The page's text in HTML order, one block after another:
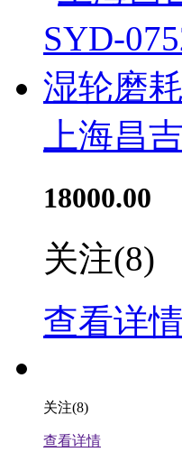
上海昌
18000.00
关注(8)
查看详情
关注(8)
查看详情